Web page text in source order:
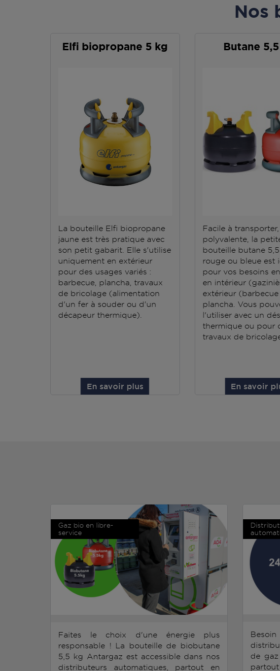
Nos
Elfi biopropane 5 kg
La bouteille Elfi biopropane
jaune est très pratique avec
son petit gabarit. Elle s'utilise
uniquement en extérieur
pour des usages variés :
barbecue, plancha, travaux
de bricolage (alimentation
d'un fer à souder ou d'un
décapeur thermique).
En savoir plus
Butane
Facile à
polyvalente, la
bouteille butane
rouge ou bleue est
pour vos besoins
en intérieur
extérieur (barbecue
plancha. Vous
l'utiliser avec un
thermique ou pour
travaux de
En savoir
Gaz bio en libre-
service
Faites le choix d'une énergie plus
responsable ! La bouteille de biobutane
5,5 kg Antargaz est accessible dans nos
distributeurs automatiques, partout en
de